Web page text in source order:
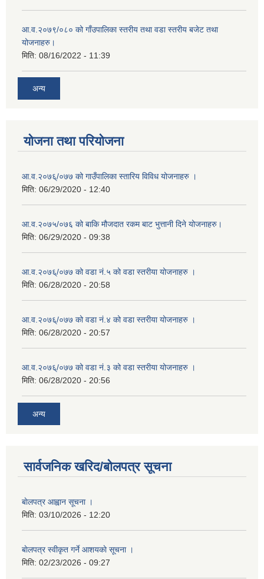
आ.व.२०७९/०८० को गाँउपालिका स्तरीय तथा वडा स्तरीय बजेट तथा
योजनाहरु।
मिति: 08/16/2022 - 11:39
अन्य
योजना तथा परियोजना
आ.व.२०७६्/०७७ को गाउँपालिका स्तारिय विविध योजनाहरु ।
मिति: 06/29/2020 - 12:40
आ.व.२०७५/०७६ को बाकि मौजदात रकम बाट भुत्तानी दिने योजनाहरु।
मिति: 06/29/2020 - 09:38
आ.व.२०७६्/०७७ को वडा नं.५ को वडा स्तरीया योजनाहरु ।
मिति: 06/28/2020 - 20:58
आ.व.२०७६्/०७७ को वडा नं.४ को वडा स्तरीया योजनाहरु ।
मिति: 06/28/2020 - 20:57
आ.व.२०७६्/०७७ को वडा नं.३ को वडा स्तरीया योजनाहरु ।
मिति: 06/28/2020 - 20:56
अन्य
सार्वजनिक खरिद/बोलपत्र सूचना
बाेलपत्र आह्वान सूचना ।
मिति: 03/10/2026 - 12:20
बाेलपत्र स्वीकृत गर्ने आशयकाे सूचना ।
मिति: 02/23/2026 - 09:27